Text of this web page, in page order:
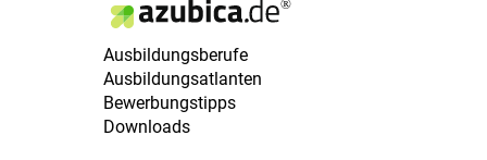
Ausbildungsberufe
Ausbildungsatlanten
Bewerbungstipps
Downloads